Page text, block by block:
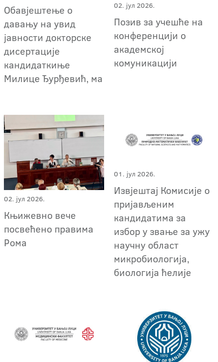
Обавјештење о
давању на увид
јавности докторске
дисертације
кандидаткиње
Милице Ђурђевић, ма
02. јул 2026.
Позив за учешће на
конференцији о
академској
комуникацији
02. јул 2026.
Књижевно вече
посвећено правима
Рома
01. јул 2026.
Извјештај Комисије о
пријављеним
кандидатима за
избор у звање за ужу
научну област
микробиологија,
биологија ћелије